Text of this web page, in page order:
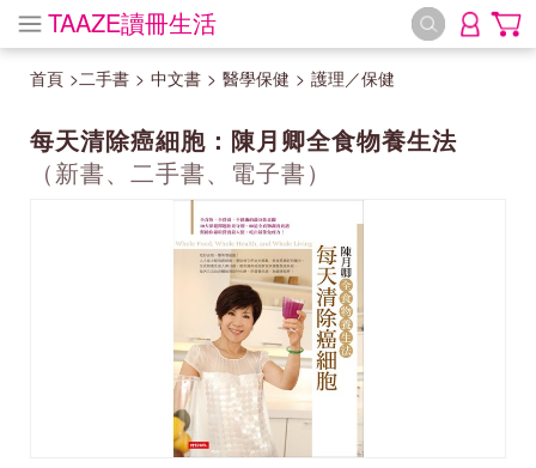
TAAZE讀冊生活
首頁 >二手書 > 中文書 > 醫學保健 > 護理／保健
每天清除癌細胞：陳月卿全食物養生法
（新書、二手書、電子書）